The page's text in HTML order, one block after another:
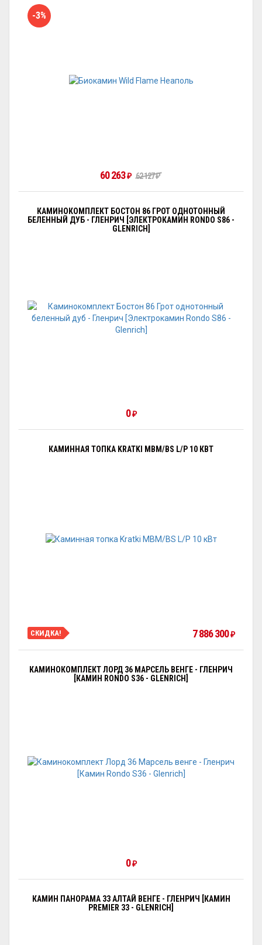
-3%
60 263₽ 62 127₽
КАМИНОКОМПЛЕКТ БОСТОН 86 ГРОТ ОДНОТОННЫЙ
БЕЛЕННЫЙ ДУБ - ГЛЕНРИЧ [ЭЛЕКТРОКАМИН RONDO S86 -
GLENRICH]
0₽
КАМИННАЯ ТОПКА KRATKI MBM/BS L/P 10 КВТ
СКИДКА! 7 886 300₽
КАМИНОКОМПЛЕКТ ЛОРД 36 МАРСЕЛЬ ВЕНГЕ - ГЛЕНРИЧ
[КАМИН RONDO S36 - GLENRICH]
0₽
КАМИН ПАНОРАМА 33 АЛТАЙ ВЕНГЕ - ГЛЕНРИЧ [КАМИН
PREMIER 33 - GLENRICH]